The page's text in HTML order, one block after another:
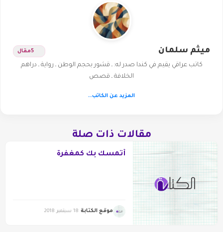
ميثم سلمان 5مقال
كاتب عراقي يقيم في كندا صدر له: ـ قشور بحجم الوطن ـ رواية ـ دراهم
الخلافة ـ قصص
المزيد عن الكاتب..
مقالات ذات صلة
أتمسك بك كمغفرة
موقع الكتابة 18 سبتمبر 2018